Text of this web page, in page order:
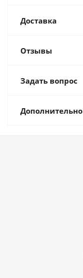
Доставка
Отзывы
Задать вопрос
Дополнительно